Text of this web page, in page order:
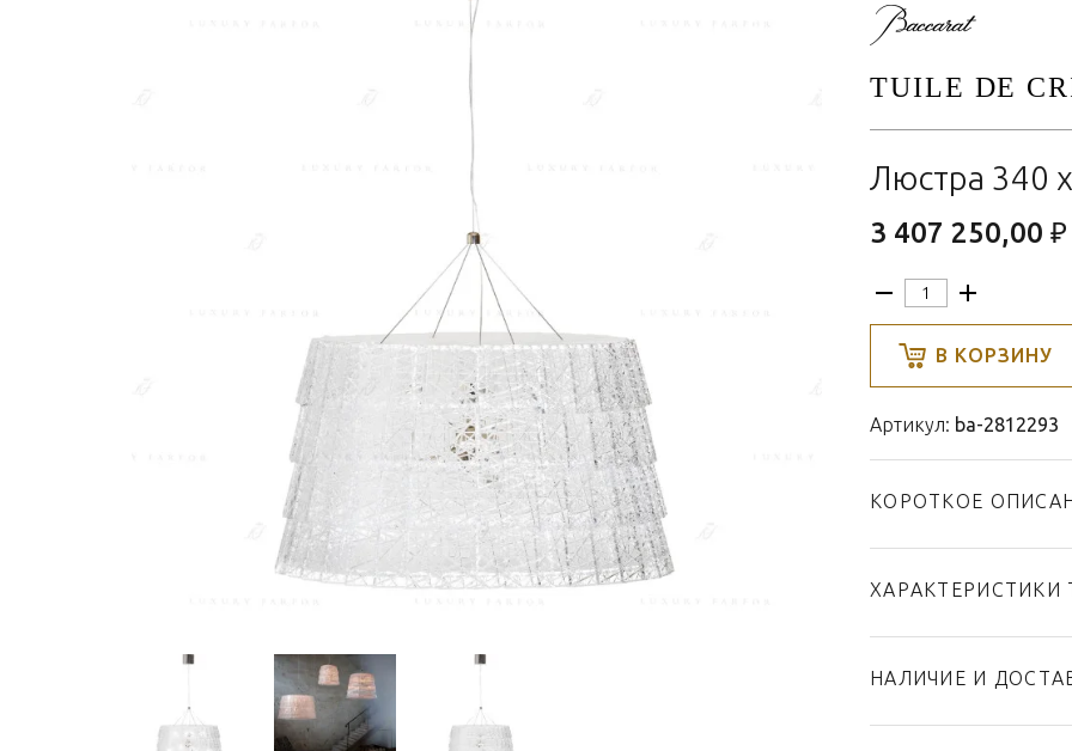
TUILE DE
Люстра 340
3 407 250,00 ₽
В КОРЗИНУ
Артикул: ba-2812293
КОРОТКОЕ
ХАРАКТЕРИСТИКИ
Коллекция
Страна
НАЛИЧИЕ И